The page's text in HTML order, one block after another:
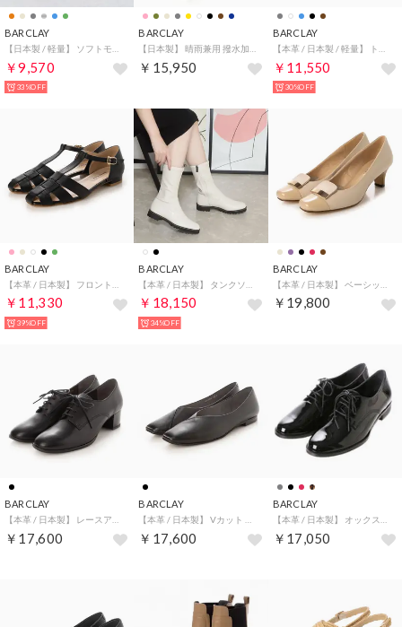
BARCLAY
￥9,570
33%OFF
BARCLAY
￥15,950
BARCLAY
￥11,550
30%OFF
BARCLAY
￥11,330
39%OFF
BARCLAY
￥18,150
34%OFF
BARCLAY
￥19,800
BARCLAY
￥17,600
BARCLAY
￥17,600
BARCLAY
￥17,050